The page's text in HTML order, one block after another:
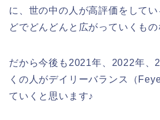
に、世の中の人が高評価をして
どでどんどんと広がっていくも
だから今後も2021年、2022年、
くの人がデイリーバランス（
ていくと思います♪